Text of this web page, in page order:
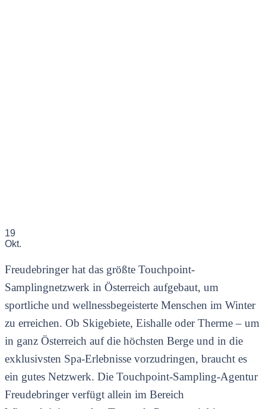
19
Okt.
Freudebringer hat das größte Touchpoint-
Samplingnetzwerk in Österreich aufgebaut, um
sportliche und wellnessbegeisterte Menschen im Winter
zu erreichen. Ob Skigebiete, Eishalle oder Therme – um
in ganz Österreich auf die höchsten Berge und in die
exklusivsten Spa-Erlebnisse vorzudringen, braucht es
ein gutes Netzwerk. Die Touchpoint-Sampling-Agentur
Freudebringer verfügt allein im Bereich